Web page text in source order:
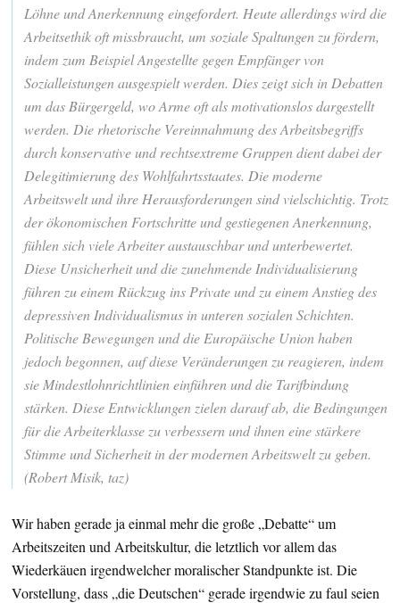
Löhne und Anerkennung eingefordert. Heute allerdings wird die
Arbeitsethik oft missbraucht, um soziale Spaltungen zu fördern,
indem zum Beispiel Angestellte gegen Empfänger von
Sozialleistungen ausgespielt werden. Dies zeigt sich in Debatten
um das Bürgergeld, wo Arme oft als motivationslos dargestellt
werden. Die rhetorische Vereinnahmung des Arbeitsbegriffs
durch konservative und rechtsextreme Gruppen dient dabei der
Delegitimierung des Wohlfahrtsstaates. Die moderne
Arbeitswelt und ihre Herausforderungen sind vielschichtig. Trotz
der ökonomischen Fortschritte und gestiegenen Anerkennung,
fühlen sich viele Arbeiter austauschbar und unterbewertet.
Diese Unsicherheit und die zunehmende Individualisierung
führen zu einem Rückzug ins Private und zu einem Anstieg des
depressiven Individualismus in unteren sozialen Schichten.
Politische Bewegungen und die Europäische Union haben
jedoch begonnen, auf diese Veränderungen zu reagieren, indem
sie Mindestlohnrichtlinien einführen und die Tarifbindung
stärken. Diese Entwicklungen zielen darauf ab, die Bedingungen
für die Arbeiterklasse zu verbessern und ihnen eine stärkere
Stimme und Sicherheit in der modernen Arbeitswelt zu geben.
(Robert Misik, taz)
Wir haben gerade ja einmal mehr die große „Debatte“ um
Arbeitszeiten und Arbeitskultur, die letztlich vor allem das
Wiederkäuen irgendwelcher moralischer Standpunkte ist. Die
Vorstellung, dass „die Deutschen“ gerade irgendwie zu faul seien